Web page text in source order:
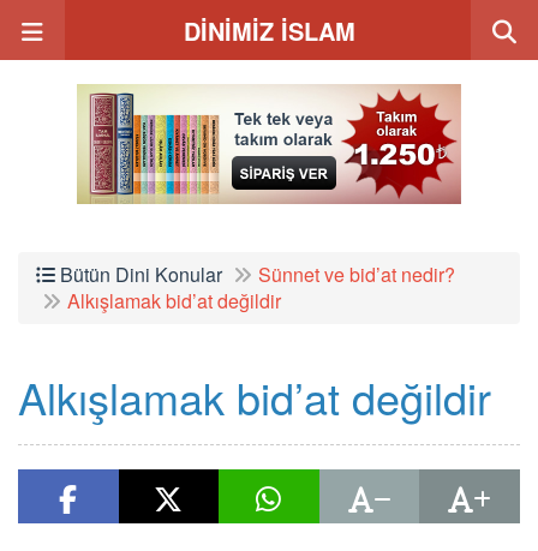
DİNİMİZ İSLAM
Bütün Dini Konular
Sünnet ve bid’at nedir?
Alkışlamak bid’at değildir
Alkışlamak bid’at değildir